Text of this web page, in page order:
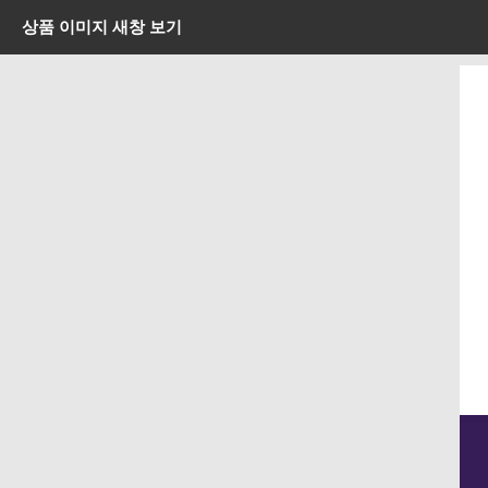
상품 이미지 새창 보기